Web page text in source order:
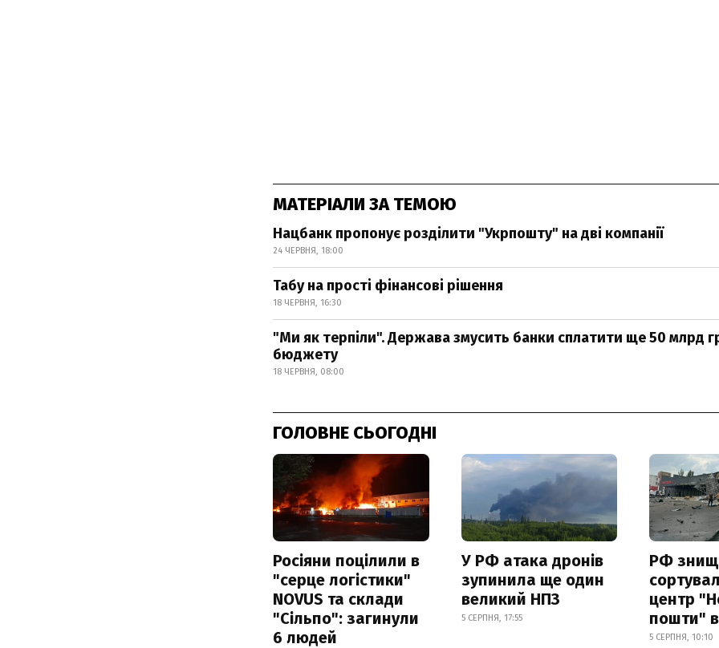
МАТЕРІАЛИ ЗА ТЕМОЮ
Нацбанк пропонує розділити "Укрпошту" на дві компанії
24 ЧЕРВНЯ, 18:00
Табу на прості фінансові рішення
18 ЧЕРВНЯ, 16:30
"Ми як терпіли". Держава змусить банки сплатити ще 50 млрд
бюджету
18 ЧЕРВНЯ, 08:00
ГОЛОВНЕ СЬОГОДНІ
Росіяни поцілили в
"серце логістики"
NOVUS та склади
"Сільпо": загинули
6 людей
У РФ атака дронів
зупинила ще один
великий НПЗ
5 СЕРПНЯ, 17:55
РФ
центр
пошти" в
5 СЕРПНЯ, 10:10